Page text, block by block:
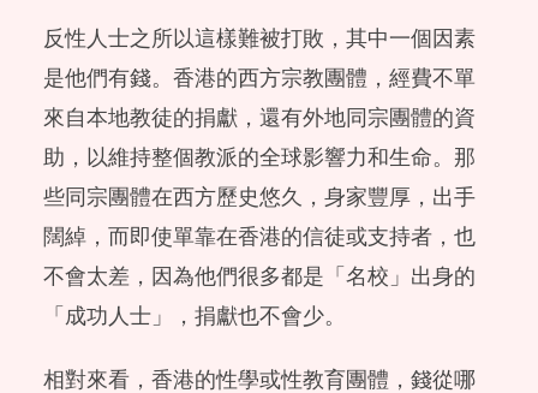
反性人士之所以這樣難被打敗，其中一個因素
是他們有錢。香港的西方宗教團體，經費不單
來自本地教徒的捐獻，還有外地同宗團體的資
助，以維持整個教派的全球影響力和生命。那
些同宗團體在西方歷史悠久，身家豐厚，出手
闊綽，而即使單靠在香港的信徒或支持者，也
不會太差，因為他們很多都是「名校」出身的
「成功人士」，捐獻也不會少。
相對來看，香港的性學或性教育團體，錢從哪